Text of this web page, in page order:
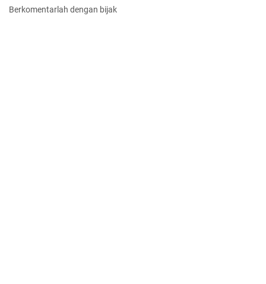
Berkomentarlah dengan bijak